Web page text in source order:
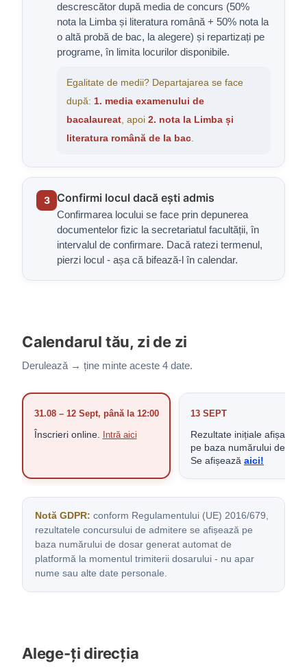
descrescător după media de concurs (50%
nota la Limba și literatura română + 50% nota la
o altă probă de bac, la alegere) și repartizați pe
programe, în limita locurilor disponibile.
Egalitate de medii? Departajarea se face
după: 1. media examenului de
bacalaureat , apoi 2. nota la Limba și
literatura română de la bac
3 Confirmi locul dacă ești admis
Confirmarea locului se face prin depunerea
documentelor fizic la secretariatul facultății, în
intervalul de confirmare. Dacă ratezi termenul,
pierzi locul - așa că bifează-l în calendar.
Calendarul tău, zi de zi
Derulează → ține minte aceste 4 date.
31.08 – 12 Sept, până la 12:00
Înscrieri online. Intră aici
13 SEPT
Rezultate inițiale afișate,
pe baza numărului de
Se afișează aici!
Notă GDPR: conform Regulamentului (UE) 2016/679,
rezultatele concursului de admitere se afișează pe
baza numărului de dosar generat automat de
platformă la momentul trimiterii dosarului - nu apar
nume sau alte date personale.
Alege-ți direcția